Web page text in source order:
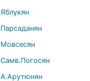
Яблукян
Парсаданян
Мовсесян
Самв.Погосян
А.Арутюнян